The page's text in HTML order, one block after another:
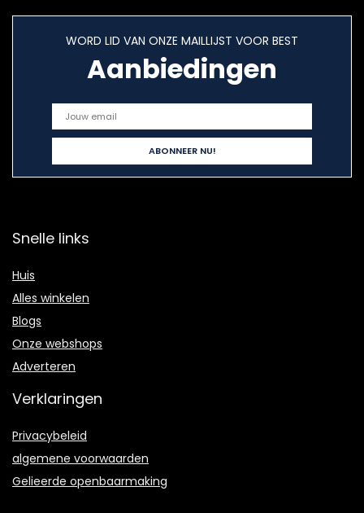
WORD LID VAN ONZE MAILLIJST VOOR BEST
Aanbiedingen
Snelle links
Huis
Alles winkelen
Blogs
Onze webshops
Adverteren
Verklaringen
Privacybeleid
algemene voorwaarden
Gelieerde openbaarmaking